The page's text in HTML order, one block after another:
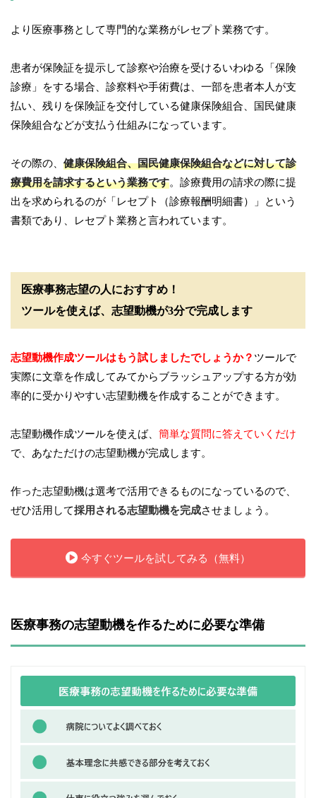
より医療事務として専門的な業務がレセプト業務です。
患者が保険証を提示して診察や治療を受けるいわゆる「保険
診療」をする場合、診察料や手術費は、一部を患者本人が支
払い、残りを保険証を交付している健康保険組合、国民健康
保険組合などが支払う仕組みになっています。
その際の、 健康保険組合、国民健康保険組合などに対して診
療費用を請求するという業務です。診療費用の請求の際に提
出を求められるのが「レセプト（診療報酬明細書）」という
書類であり、レセプト業務と言われています。
医療事務志望の人におすすめ！
ツールを使えば、志望動機が3分で完成します
志望動機作成ツールはもう試しましたでしょうか？ ツールで
実際に文章を作成してみてからブラッシュアップする方が効
率的に受かりやすい志望動機を作成することができます。
志望動機作成ツールを使えば、 簡単な質問に答えていくだけ
で、あなただけの志望動機が完成します。
作った志望動機は選考で活用できるものになっているので、
ぜひ活用して採用される志望動機を完成させましょう。
今すぐツールを試してみる（無料）
医療事務の志望動機を作るために必要な準備